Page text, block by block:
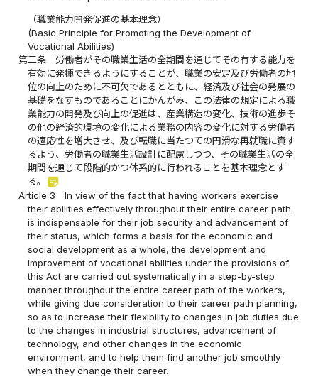
（職業能力開発促進の基本理念）
(Basic Principle for Promoting the Development of
Vocational Abilities)
第三条
労働者がその職業生活の全期間を通じてその有する能力を
有効に発揮できるようにすることが、職業の安定及び労働者の地
位の向上のために不可欠であるとともに、経済及び社会の発展の
基礎をなすものであることにかんがみ、この法律の規定による職
業能力の開発及び向上の促進は、産業構造の変化、技術の進歩そ
の他の経済的環境の変化による業務の内容の変化に対する労働者
の適応性を増大させ、及び転職に当たつての円滑な再就職に資す
るよう、労働者の職業生活設計に配慮しつつ、その職業生活の全
期間を通じて段階的かつ体系的に行われることを基本理念とす
る。 sticky_note_2
Article 3
In view of the fact that having workers exercise
their abilities effectively throughout their entire career path
is indispensable for their job security and advancement of
their status, which forms a basis for the economic and
social development as a whole, the development and
improvement of vocational abilities under the provisions of
this Act are carried out systematically in a step-by-step
manner throughout the entire career path of the workers,
while giving due consideration to their career path planning,
so as to increase their flexibility to changes in job duties due
to the changes in industrial structures, advancement of
technology, and other changes in the economic
environment, and to help them find another job smoothly
when they change their career.